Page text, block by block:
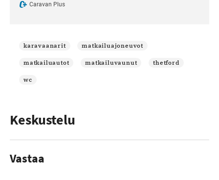
Caravan Plus
karavaanarit matkailuajoneuvot
matkailuautot matkailuvaunut thetford
wc
Keskustelu
Vastaa